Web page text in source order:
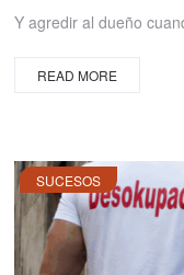
Y agredir al dueño
READ MORE
SUCESOS